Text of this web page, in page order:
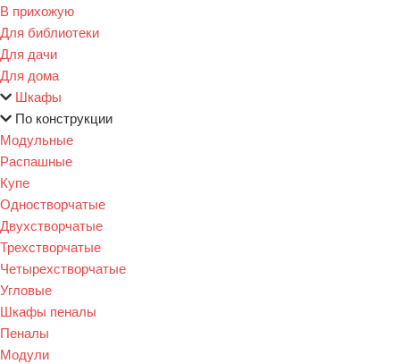
В прихожую
Для библиотеки
Для дачи
Для дома
Шкафы
По конструкции
Модульные
Распашные
Купе
Одностворчатые
Двухстворчатые
Трехстворчатые
Четырехстворчатые
Угловые
Шкафы пеналы
Пеналы
Модули